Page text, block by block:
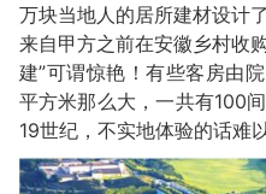
万块当地人的居所建材设
来自甲方之前在安徽乡村收
建”可谓惊艳！有些客房由
平方米那么大，一共有100
19世纪，不实地体验的话难